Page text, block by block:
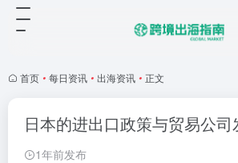
首页 • 每日资讯 • 出海资讯 • 正文
日本的进出口政策与贸易公司
1年前发布